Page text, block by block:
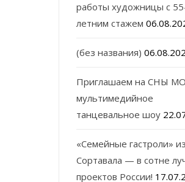
работы художницы с
летним стажем
(без названия)
Приглашаем на СНЫ
мультимедийное
танцевальное шоу
«Семейные гастроли» из
Сортавала — в сотне
проектов России!